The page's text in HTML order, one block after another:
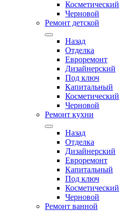
Косметический
Черновой
Ремонт детской
Назад
Отделка
Евроремонт
Дизайнерский
Под ключ
Капитальный
Косметический
Черновой
Ремонт кухни
Назад
Отделка
Дизайнерский
Евроремонт
Капитальный
Под ключ
Косметический
Черновой
Ремонт ванной